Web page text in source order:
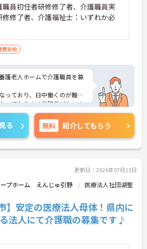
員初任者研修修了者、介護職員実
修修了者、介護福祉士：いずれか必
費支給
護老人ホームで介護職員を募
っており、日中働くのが難し
っております◎残業がないの
！正社員登用もあり、長期的
おります♪
接のポイントをお伝えします
る 無料 紹介してもらう
更新日：2026年07月15日
プホーム えんじゅ引野
医療法人社団湖聖
】安定の医療法人母体！県内に
法人にて介護職の募集です♪